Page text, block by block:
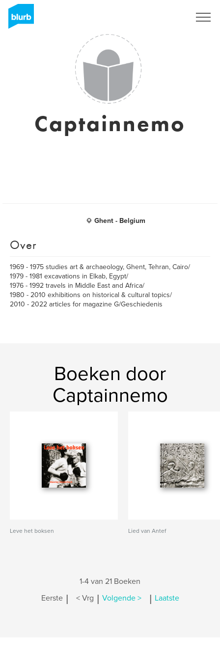
Captainnemo
Ghent - Belgium
Over
1969 - 1975 studies art & archaeology, Ghent, Tehran, Cairo/
1979 - 1981 excavations in Elkab, Egypt/
1976 - 1992 travels in Middle East and Africa/
1980 - 2010 exhibitions on historical & cultural topics/
2010 - 2022 articles for magazine G/Geschiedenis
Boeken door
Captainnemo
Leve het boksen Lied van Antef
1-4 van 21 Boeken
Eerste | < Vrg | Volgende > | Laatste